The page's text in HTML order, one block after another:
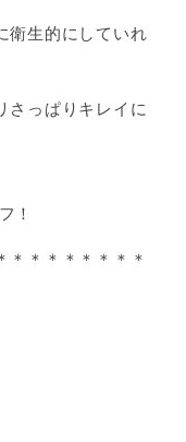
衛生的にしていれ
さっぱりキレイに
！
＊＊＊＊＊＊＊＊